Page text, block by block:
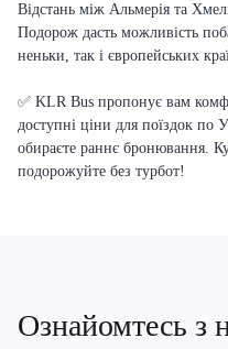
Відстань між Альмерія та
Подорож дасть можливість
неньки, так і європейських
✅ KLR Bus пропонує вам
доступні ціни для поїздок по
обираєте раннє бронювання.
подорожуйте без турбот!
Ознайомтесь з